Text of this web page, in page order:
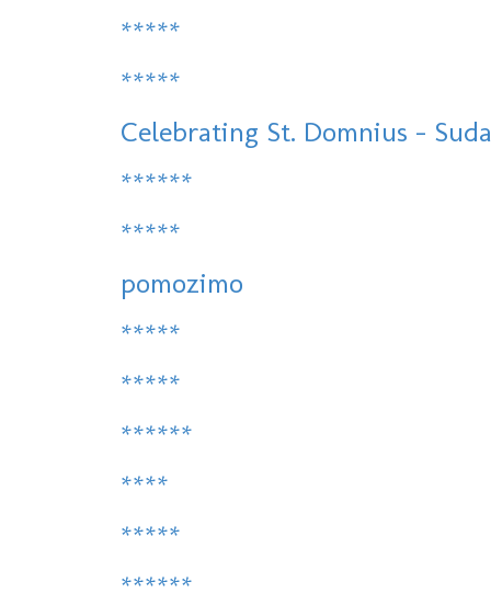
*****
*****
Celebrating St. Domnius -
******
*****
pomozimo
*****
*****
******
****
*****
******